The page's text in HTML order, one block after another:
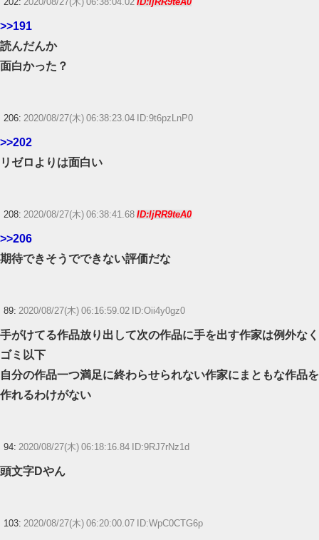
>>191
読んだんか
面白かった？
206: 2020/08/27(木) 06:38:23.04 ID:9t6pzLnP0
>>202
リゼロよりは面白い
208: 2020/08/27(木) 06:38:41.68 ID:IjRR9teA0
>>206
期待できそうでできない評価だな
89: 2020/08/27(木) 06:16:59.02 ID:Oii4y0gz0
手がけてる作品放り出して次の作品に手を出す作家は例外なく
ゴミ以下
自分の作品一つ満足に終わらせられない作家にまともな作品を
作れるわけがない
94: 2020/08/27(木) 06:18:16.84 ID:9RJ7rNz1d
頭文字Dやん
103: 2020/08/27(木) 06:20:00.07 ID:WpC0CTG6p